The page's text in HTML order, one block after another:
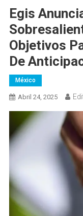
Egis
Objetivos
De
México
Abril 24, 2025